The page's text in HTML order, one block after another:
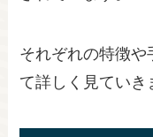
それぞれの特徴や
て詳しく見ていき